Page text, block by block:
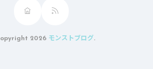
2026 モンストブログ .